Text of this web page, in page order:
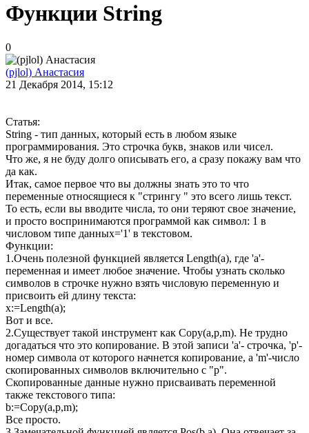
Функции String
0
(pjlol) Анастасия
21 Декабря 2014, 15:12
Статья:
String - тип данных, который есть в любом языке
программирования. Это строчка букв, знаков или чисел.
Что же, я не буду долго описывать его, а сразу покажу вам что
да как.
Итак, самое первое что вы должны знать это то что
переменные относящиеся к "стрингу " это всего лишь текст.
То есть, если вы вводите числа, то они теряют свое значение,
и просто воспринимаются программой как символ: 1 в
числовом типе данных='1' в текстовом.
Функции:
1.Очень полезной функцией является Length(a), где 'a'-
переменная и имеет любое значение. Чтобы узнать сколько
символов в строчке нужно взять числовую переменную и
присвоить ей длину текста:
x:=Length(a);
Вот и все.
2.Существует такой инструмент как Copy(a,p,m). Не трудно
догадаться что это копирование. В этой записи 'a'- строчка, 'p'-
номер символа от которого начнется копирование, а 'm'-число
скопированных символов включительно с "р".
Скопированные данные нужно присваивать переменной
также текстового типа:
b:=Copy(a,p,m);
Все просто.